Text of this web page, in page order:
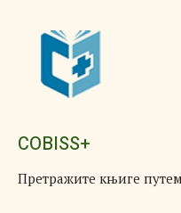
COBISS+
Претражите књиге путем